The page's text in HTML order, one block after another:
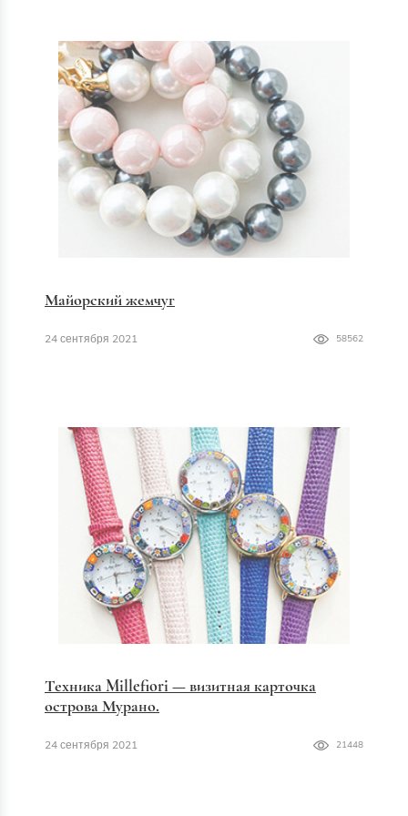
Майорский жемчуг
24 сентября 2021 58562
Техника Millefiori — визитная карточка
острова Мурано.
24 сентября 2021 21448